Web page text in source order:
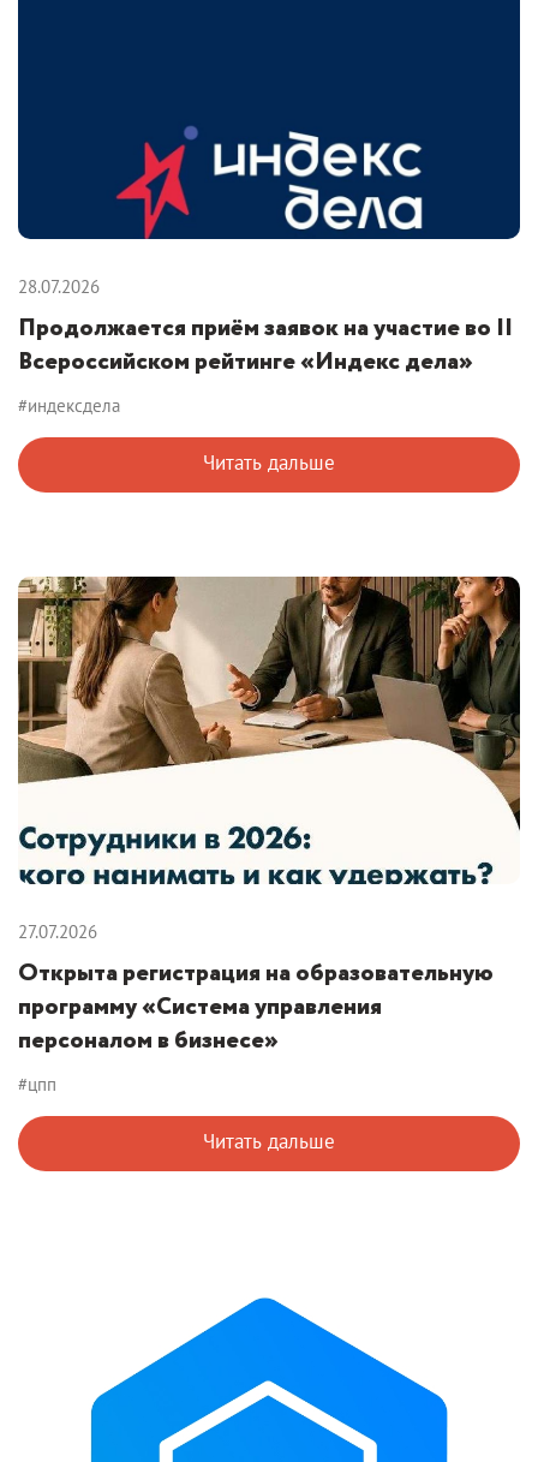
28.07.2026
Продолжается приём заявок на участие во II
Всероссийском рейтинге «Индекс дела»
#индексдела
Читать дальше
27.07.2026
Открыта регистрация на образовательную
программу «Система управления
персоналом в бизнесе»
#цпп
Читать дальше